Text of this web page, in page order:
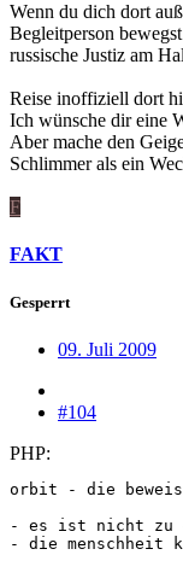
Wenn du dich dort
Begleitperson
russische Justiz am
Reise inoffiziell dort
Ich wünsche dir eine
Aber mache den
Schlimmer als ein
F
FAKT
Gesperrt
09. Juli 2009
#104
PHP:
orbit - die
- es ist nicht zu
- die menschheit